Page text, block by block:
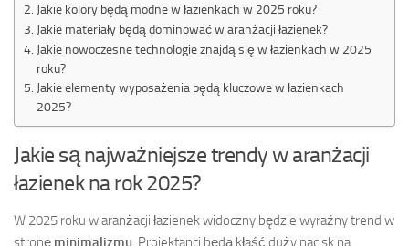
Jakie kolory będą modne w łazienkach w 2025 roku?
Jakie materiały będą dominować w aranżacji łazienek?
Jakie nowoczesne technologie znajdą się w łazienkach w 2025
roku?
Jakie elementy wyposażenia będą kluczowe w łazienkach
2025?
Jakie są najważniejsze trendy w aranżacji
łazienek na rok 2025?
W 2025 roku w aranżacji łazienek widoczny będzie wyraźny trend w
stronę minimalizmu. Projektanci będą kłaść duży nacisk na